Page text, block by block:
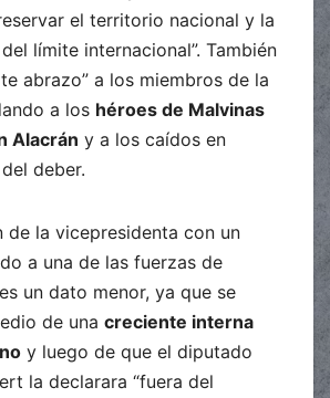
el territorio nacional y la
límite internacional”. También
abrazo” a los miembros de la
a los héroes de Malvinas
Alacrán y a los caídos en
deber.
de la vicepresidenta con un
a una de las fuerzas de
un dato menor, ya que se
de una creciente interna
y luego de que el diputado
la declarara “fuera del